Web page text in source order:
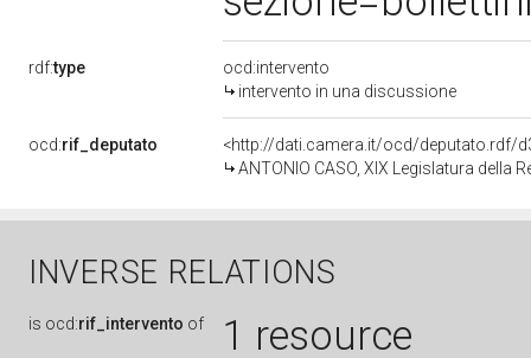
rdf:type
ocd:intervento
intervento in una discussione
ocd:rif_deputato
<http://dati.camera.it/ocd/deputato.rdf/
ANTONIO CASO, XIX Legislatura della
INVERSE RELATIONS
is ocd:rif_intervento of 1 resource